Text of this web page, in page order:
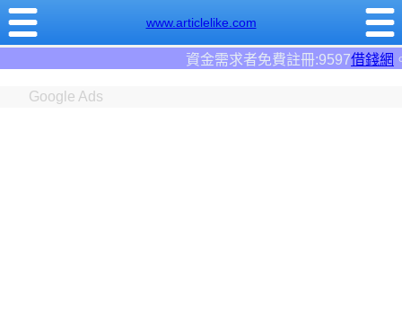
www.articlelike.com
資金需求者免費註冊:9597借錢網。全台前三大借錢網站！
Google Ads